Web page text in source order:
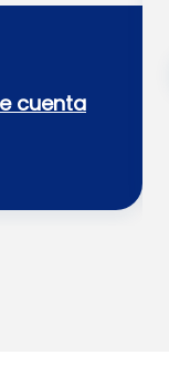
cuenta